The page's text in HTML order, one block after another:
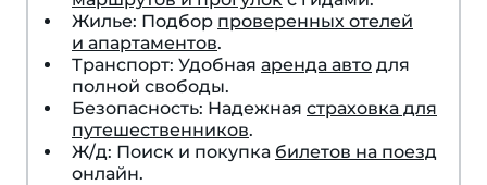
Жилье: Подбор проверенных отелей
и апартаментов.
Транспорт: Удобная аренда авто для
полной свободы.
Безопасность: Надежная страховка для
путешественников.
Ж/д: Поиск и покупка билетов на поезд
онлайн.